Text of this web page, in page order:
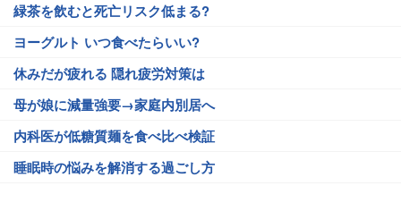
緑茶を飲むと死亡リスク低まる?
ヨーグルト いつ食べたらいい?
休みだが疲れる 隠れ疲労対策は
母が娘に減量強要→家庭内別居へ
内科医が低糖質麺を食べ比べ検証
睡眠時の悩みを解消する過ごし方